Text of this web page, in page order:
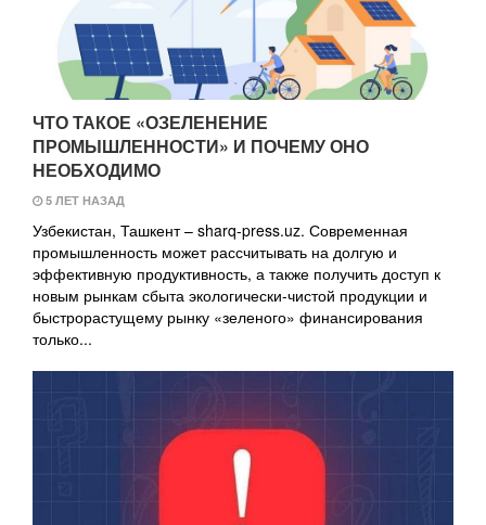
ЧТО ТАКОЕ «ОЗЕЛЕНЕНИЕ
ПРОМЫШЛЕННОСТИ» И ПОЧЕМУ ОНО
НЕОБХОДИМО
5 ЛЕТ НАЗАД
Узбекистан, Ташкент – sharq-press.uz. Современная
промышленность может рассчитывать на долгую и
эффективную продуктивность, а также получить доступ к
новым рынкам сбыта экологически-чистой продукции и
быстрорастущему рынку «зеленого» финансирования
только...